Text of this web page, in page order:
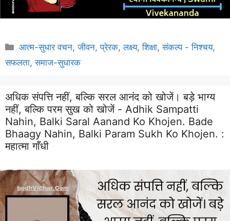
Categories
आत्म-सुधार वचन,जीवन,प्रेरक,लक्ष्य,शिक्षा,संकल्प - निश्चय,
सफलता,समाज-सुधारक
अधिक संपत्ति नहीं, बल्कि सरल आनंद को खोजें। बड़े भाग्य
नहीं, बल्कि परम सुख को खोजें - Adhik Sampatti
Nahin, Balki Saral Aanand Ko Khojen. Bade
Bhaagy Nahin, Balki Param Sukh Ko Khojen. :
महात्मा गाँधी